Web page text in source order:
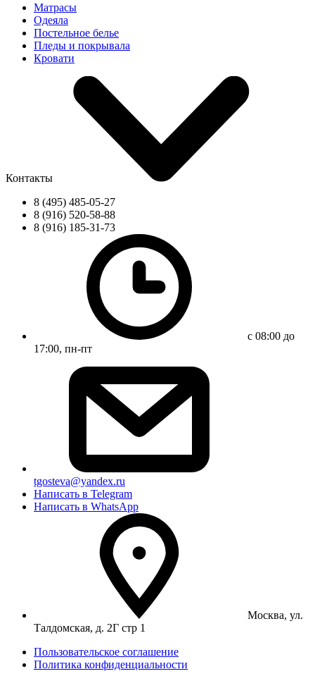
Матрасы
Одеяла
Постельное белье
Пледы и покрывала
Кровати
Контакты
8 (495) 485-05-27
8 (916) 520-58-88
8 (916) 185-31-73
с 08:00 до
17:00, пн-пт
tgosteva@yandex.ru
Написать в Telegram
Написать в WhatsApp
Москва, ул.
Талдомская, д. 2Г стр 1
Пользовательское соглашение
Политика конфиденциальности